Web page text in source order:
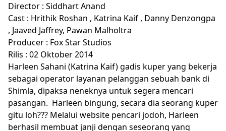
Director : Siddhart Anand
Cast : Hrithik Roshan , Katrina Kaif , Danny Denzongpa
, Jaaved Jaffrey, Pawan Malholtra
Producer : Fox Star Studios
Rilis : 02 Oktober 2014
Harleen Sahani (Katrina Kaif) gadis kuper yang bekerja
sebagai operator layanan pelanggan sebuah bank di
Shimla, dipaksa neneknya untuk segera mencari
pasangan. Harleen bingung, secara dia seorang kuper
gitu loh??? Melalui website pencari jodoh, Harleen
berhasil membuat janji dengan seseorang yang